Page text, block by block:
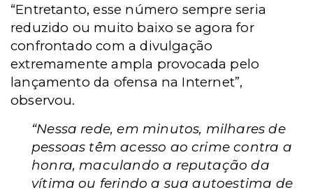
“Entretanto, esse número sempre seria
reduzido ou muito baixo se agora for
confrontado com a divulgação
extremamente ampla provocada pelo
lançamento da ofensa na Internet”,
observou.
“Nessa rede, em minutos, milhares de
pessoas têm acesso ao crime contra a
honra, maculando a reputação da
vítima ou ferindo a sua autoestima de